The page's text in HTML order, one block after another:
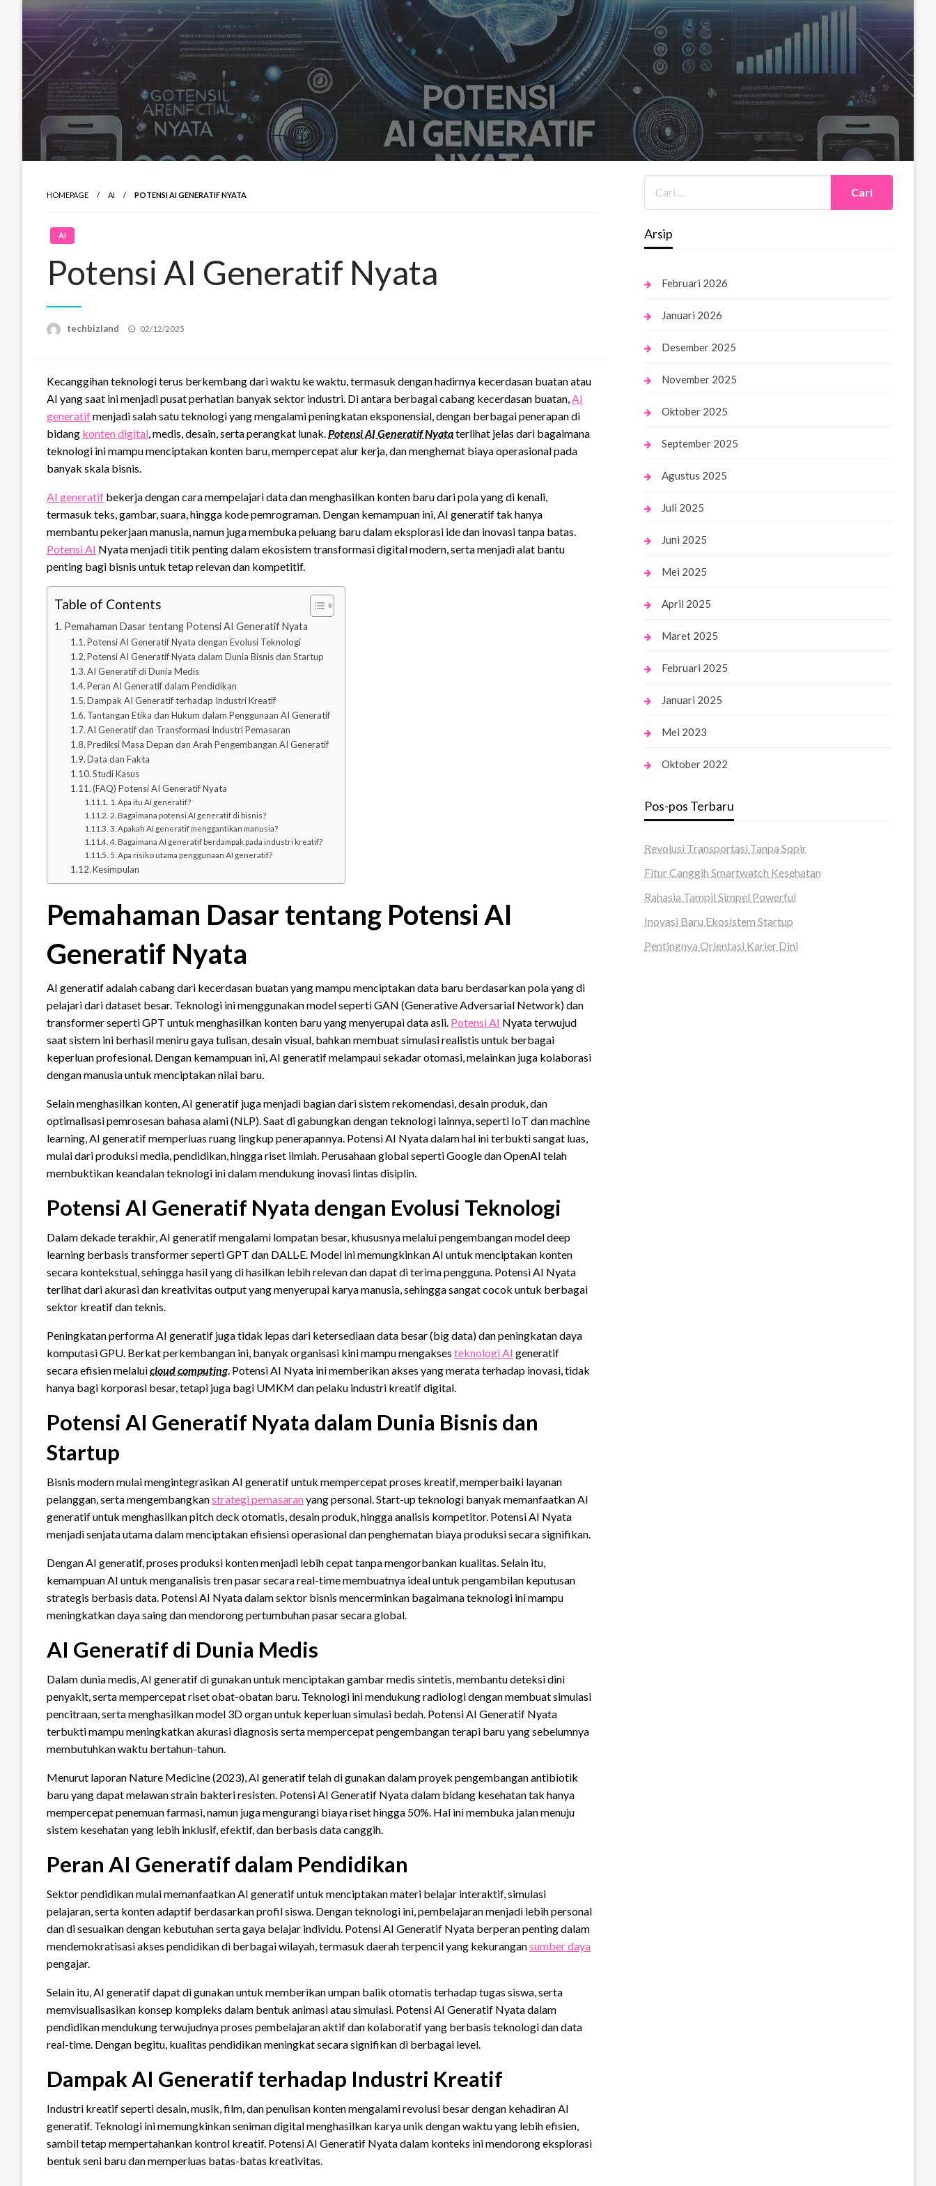
HOMEPAGE AI POTENSI AI GENERATIF NYATA
AI
Potensi AI Generatif Nyata
techbizland
Posted
02/12/2025
Kecanggihan teknologi terus berkembang dari waktu ke waktu, termasuk dengan hadirnya kecerdasan buatan atau
AI yang saat ini menjadi pusat perhatian banyak sektor industri. Di antara berbagai cabang kecerdasan buatan, AI
generatifmenjadi salah satu teknologi yang mengalami peningkatan eksponensial, dengan berbagai penerapan di
bidang konten digital , medis, desain, serta perangkat lunak. Potensi AI Generatif Nyataterlihat jelas dari bagaimana
teknologi ini mampu menciptakan konten baru, mempercepat alur kerja, dan menghemat biaya operasional pada
banyak skala bisnis.
AI generatif bekerja dengan cara mempelajari data dan menghasilkan konten baru dari pola yang di kenali,
termasuk teks, gambar, suara, hingga kode pemrograman. Dengan kemampuan ini, AI generatif tak hanya
membantu pekerjaan manusia, namun juga membuka peluang baru dalam eksplorasi ide dan inovasi tanpa batas.
Potensi AI Nyata menjadi titik penting dalam ekosistem transformasi digital modern, serta menjadi alat bantu
penting bagi bisnis untuk tetap relevan dan kompetitif.
Table of Contents
Pemahaman Dasar tentang Potensi AI Generatif Nyata
Potensi AI Generatif Nyata dengan Evolusi Teknologi
Potensi AI Generatif Nyata dalam Dunia Bisnis dan Startup
AI Generatif di Dunia Medis
Peran AI Generatif dalam Pendidikan
Dampak AI Generatif terhadap Industri Kreatif
Tantangan Etika dan Hukum dalam Penggunaan AI Generatif
AI Generatif dan Transformasi Industri Pemasaran
Prediksi Masa Depan dan Arah Pengembangan AI Generatif
Data dan Fakta
Studi Kasus
(FAQ) Potensi AI Generatif Nyata
1. Apa itu AI generatif?
2. Bagaimana potensi AI generatif di bisnis?
3. Apakah AI generatif menggantikan manusia?
4. Bagaimana AI generatif berdampak pada industri kreatif?
5. Apa risiko utama penggunaan AI generatif?
Kesimpulan
Pemahaman Dasar tentang Potensi AI
Generatif Nyata
AI generatif adalah cabang dari kecerdasan buatan yang mampu menciptakan data baru berdasarkan pola yang di
pelajari dari dataset besar. Teknologi ini menggunakan model seperti GAN (Generative Adversarial Network) dan
transformer seperti GPT untuk menghasilkan konten baru yang menyerupai data asli. Potensi AI Nyata terwujud
saat sistem ini berhasil meniru gaya tulisan, desain visual, bahkan membuat simulasi realistis untuk berbagai
keperluan profesional. Dengan kemampuan ini, AI generatif melampaui sekadar otomasi, melainkan juga kolaborasi
dengan manusia untuk menciptakan nilai baru.
Selain menghasilkan konten, AI generatif juga menjadi bagian dari sistem rekomendasi, desain produk, dan
optimalisasi pemrosesan bahasa alami (NLP). Saat di gabungkan dengan teknologi lainnya, seperti IoT dan machine
learning, AI generatif memperluas ruang lingkup penerapannya. Potensi AI Nyata dalam hal ini terbukti sangat luas,
mulai dari produksi media, pendidikan, hingga riset ilmiah. Perusahaan global seperti Google dan OpenAI telah
membuktikan keandalan teknologi ini dalam mendukung inovasi lintas disiplin.
Potensi AI Generatif Nyata dengan Evolusi Teknologi
Dalam dekade terakhir, AI generatif mengalami lompatan besar, khususnya melalui pengembangan model deep
learning berbasis transformer seperti GPT dan DALL·E. Model ini memungkinkan AI untuk menciptakan konten
secara kontekstual, sehingga hasil yang di hasilkan lebih relevan dan dapat di terima pengguna. Potensi AI Nyata
terlihat dari akurasi dan kreativitas output yang menyerupai karya manusia, sehingga sangat cocok untuk berbagai
sektor kreatif dan teknis.
Peningkatan performa AI generatif juga tidak lepas dari ketersediaan data besar (big data) dan peningkatan daya
komputasi GPU. Berkat perkembangan ini, banyak organisasi kini mampu mengakses teknologi AI generatif
secara efisien melaluicloud computing . Potensi AI Nyata ini memberikan akses yang merata terhadap inovasi, tidak
hanya bagi korporasi besar, tetapi juga bagi UMKM dan pelaku industri kreatif digital.
Potensi AI Generatif Nyata dalam Dunia Bisnis dan
Startup
Bisnis modern mulai mengintegrasikan AI generatif untuk mempercepat proses kreatif, memperbaiki layanan
pelanggan, serta mengembangkanstrategi pemasaranyang personal. Start-up teknologi banyak memanfaatkan AI
generatif untuk menghasilkan pitch deck otomatis, desain produk, hingga analisis kompetitor. Potensi AI Nyata
menjadi senjata utama dalam menciptakan efisiensi operasional dan penghematan biaya produksi secara signifikan.
Dengan AI generatif, proses produksi konten menjadi lebih cepat tanpa mengorbankan kualitas. Selain itu,
kemampuan AI untuk menganalisis tren pasar secara real-time membuatnya ideal untuk pengambilan keputusan
strategis berbasis data. Potensi AI Nyata dalam sektor bisnis mencerminkan bagaimana teknologi ini mampu
meningkatkan daya saing dan mendorong pertumbuhan pasar secara global.
AI Generatif di Dunia Medis
Dalam dunia medis, AI generatif di gunakan untuk menciptakan gambar medis sintetis, membantu deteksi dini
penyakit, serta mempercepat riset obat-obatan baru. Teknologi ini mendukung radiologi dengan membuat simulasi
pencitraan, serta menghasilkan model 3D organ untuk keperluan simulasi bedah. Potensi AI Generatif Nyata
terbukti mampu meningkatkan akurasi diagnosis serta mempercepat pengembangan terapi baru yang sebelumnya
membutuhkan waktu bertahun-tahun.
Menurut laporan Nature Medicine (2023), AI generatif telah di gunakan dalam proyek pengembangan antibiotik
baru yang dapat melawan strain bakteri resisten. Potensi AI Generatif Nyata dalam bidang kesehatan tak hanya
mempercepat penemuan farmasi, namun juga mengurangi biaya riset hingga 50%. Hal ini membuka jalan menuju
sistem kesehatan yang lebih inklusif, efektif, dan berbasis data canggih.
Peran AI Generatif dalam Pendidikan
Sektor pendidikan mulai memanfaatkan AI generatif untuk menciptakan materi belajar interaktif, simulasi
pelajaran, serta konten adaptif berdasarkan profil siswa. Dengan teknologi ini, pembelajaran menjadi lebih personal
dan di sesuaikan dengan kebutuhan serta gaya belajar individu. Potensi AI Generatif Nyata berperan penting dalam
mendemokratisasi akses pendidikan di berbagai wilayah, termasuk daerah terpencil yang kekurangansumber daya
pengajar.
Selain itu, AI generatif dapat di gunakan untuk memberikan umpan balik otomatis terhadap tugas siswa, serta
memvisualisasikan konsep kompleks dalam bentuk animasi atau simulasi. Potensi AI Generatif Nyata dalam
pendidikan mendukung terwujudnya proses pembelajaran aktif dan kolaboratif yang berbasis teknologi dan data
real-time. Dengan begitu, kualitas pendidikan meningkat secara signifikan di berbagai level.
Dampak AI Generatif terhadap Industri Kreatif
Industri kreatif seperti desain, musik, film, dan penulisan konten mengalami revolusi besar dengan kehadiran AI
generatif. Teknologi ini memungkinkan seniman digital menghasilkan karya unik dengan waktu yang lebih efisien,
sambil tetap mempertahankan kontrol kreatif. Potensi AI Generatif Nyata dalam konteks ini mendorong eksplorasi
bentuk seni baru dan memperluas batas-batas kreativitas.
Arsip
Februari 2026
Januari 2026
Desember 2025
November 2025
Oktober 2025
September 2025
Agustus 2025
Juli 2025
Juni 2025
Mei 2025
April 2025
Maret 2025
Februari 2025
Januari 2025
Mei 2023
Oktober 2022
Pos-pos Terbaru
Revolusi Transportasi Tanpa Sopir
Fitur Canggih Smartwatch Kesehatan
Rahasia Tampil Simpel Powerful
Inovasi Baru Ekosistem Startup
Pentingnya Orientasi Karier Dini